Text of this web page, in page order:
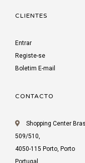
CLIENTES
Entrar
Registe-se
Boletim E-mail
CONTACTO
Shopping Center
509/510,
4050-115 Porto, Porto
Portugal